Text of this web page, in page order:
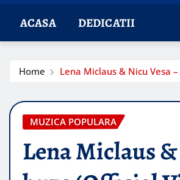
ACASA DEDICATII
Home Lena Miclaus & Nicu Vesa
MUZICA POPULARA
Lena Miclaus